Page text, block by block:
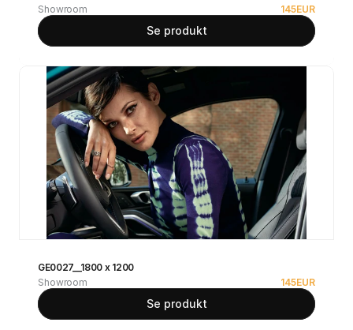
Showroom
145EUR
Se produkt
GE0027__1800 x 1200
Showroom
145EUR
Se produkt